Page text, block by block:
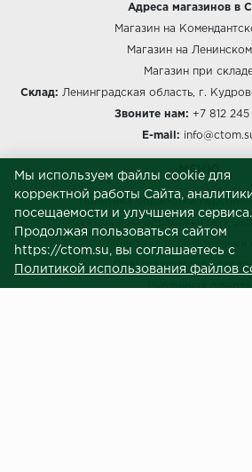
Адреса магазинов в
Магазин на
Магазин на
Магазин при
Склад: Ленинградская область, г.
Звоните нам: +7 812
E-mail:
МЕНЮ
Политика обработки
Согласие на обработку
Пользовательское
Публичная оферта
Мы используем файлы cookie для
корректной работы Сайта,
посещаемости и улучшения сервиса.
Продолжая пользоваться сайтом
https://ctom.su, вы соглашаетесь с
Политикой использования файлов